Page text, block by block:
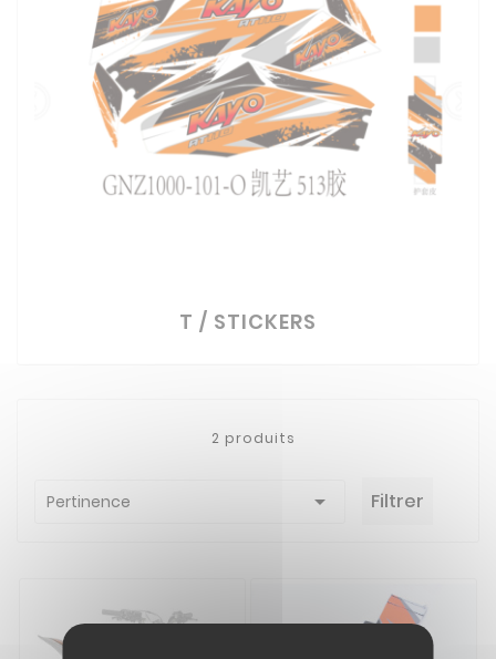
T / STICKERS
2 produits
Pertinence  Filtrer